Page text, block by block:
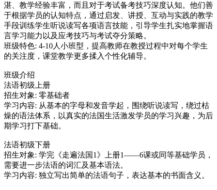
湛、教学经验丰富，而且对于考试备考技巧深度认知。他们善
于根据学员的认知特点，通过启发、讲授、互动与实践的教学
手段训练学生听说读写各项语言技能，引导学生扎实地掌握语
言学习能力以及应考技巧与考试夺分策略。
班级特色: 4-10人小班型，提高教师在教授过程中对每个学生
的关注度，课堂教学更多揉入个性化辅导。
班级介绍
法语初级上册
招生对象: 零基础者
学习内容: 从基本的字母和发音学起，围绕听说读写，绕过枯
燥的语法体系，以真实的法国生活激发学员的学习兴趣，为后
期学习打下基础。
法语初级下册
招生对象: 学完《走遍法国1》上册1——6课或同等基础学员，
需要进一步法语的词汇及基本语法。
学习内容: 独立写出简单的法语句子，表达基本的书面含义。